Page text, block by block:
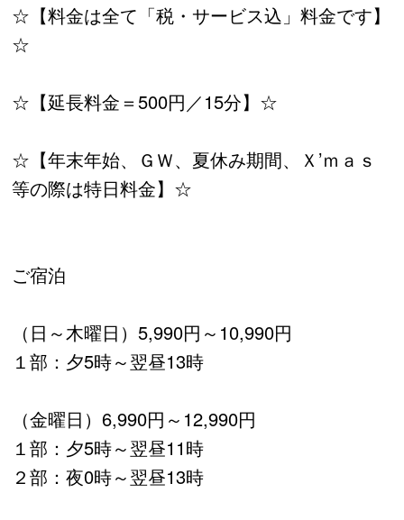
☆【料金は全て「税・サービス込」料金です】
☆
☆【延長料金＝500円／15分】☆
☆【年末年始、ＧＷ、夏休み期間、Ｘ’ｍａｓ
等の際は特日料金】☆
ご宿泊
（日～木曜日）5,990円～10,990円
１部：夕5時～翌昼13時
（金曜日）6,990円～12,990円
１部：夕5時～翌昼11時
２部：夜0時～翌昼13時